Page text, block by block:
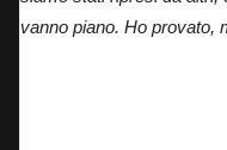
vanno piano. Ho provato,